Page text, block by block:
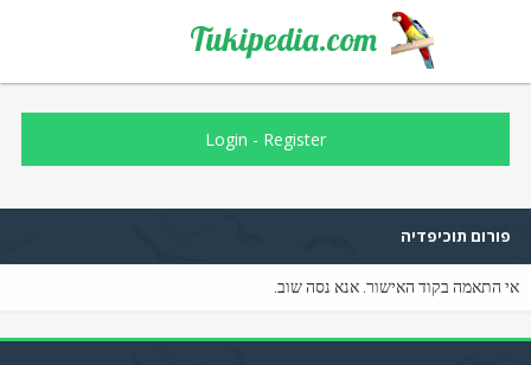
Tukipedia.com
Login - Register
פורום תוכיפדיה
אי התאמה בקוד האישור. אנא נסה שוב.